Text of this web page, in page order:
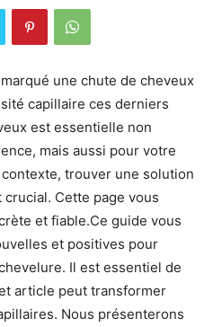
une chute de cheveux
capillaire ces derniers
est essentielle non
mais aussi pour votre
trouver une solution
Cette page vous
et fiable.Ce guide vous
et positives pour
Il est essentiel de
article peut transformer
Nous présenterons